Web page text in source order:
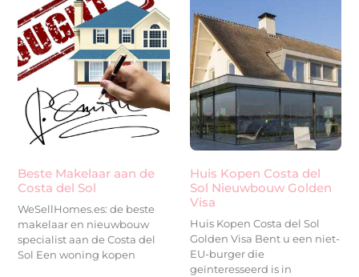
Beste Makelaar aan de
Costa del Sol
WeSellHomes.es: de beste
makelaar en nieuwbouw
specialist aan de Costa del
Sol Een woning kopen
Huis Kopen Costa del
Sol Nieuwbouw Golden
Visa
Huis Kopen Costa del Sol
Golden Visa Bent u een niet-
EU-burger die
geïnteresseerd is in